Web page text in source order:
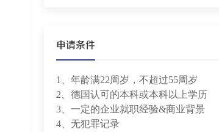
申请条件
1、年龄满22周岁，不超过55周岁
2、德国认可的本科或本科以上学历
3、一定的企业就职经验&商业背景
4、无犯罪记录